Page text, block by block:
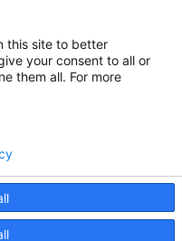
per
this site to better
your consent to all or
them all. For more